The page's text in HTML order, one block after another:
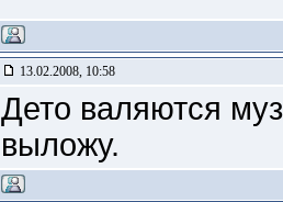
13.02.2008, 10:58
Дето валяются
выложу.